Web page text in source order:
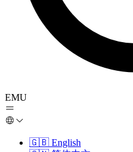
EMU
🇬🇧 English